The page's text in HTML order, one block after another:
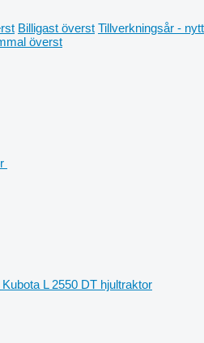
Billigast överst Tillverkningsår - nytt
överst
Kubota L 2550 DT hjultraktor